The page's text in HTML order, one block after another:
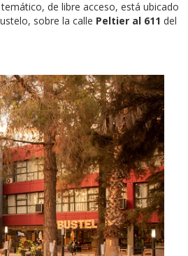
de libre acceso, está ubicado
sobre la calle Peltier al 611 del